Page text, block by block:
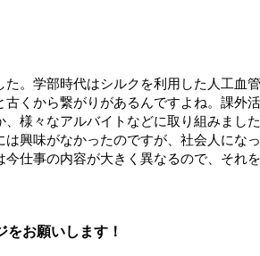
。学部時代はシルクを利用した人工血
くから繋がりがあるんですよね。課外
様々なアルバイトなどに取り組みまし
興味がなかったのですが、社会人にな
仕事の内容が大きく異なるので、それ
お願いします！